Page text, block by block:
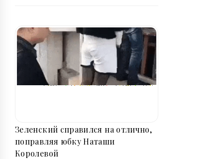
Зеленский справился на отлично,
поправляя юбку Наташи
Королевой